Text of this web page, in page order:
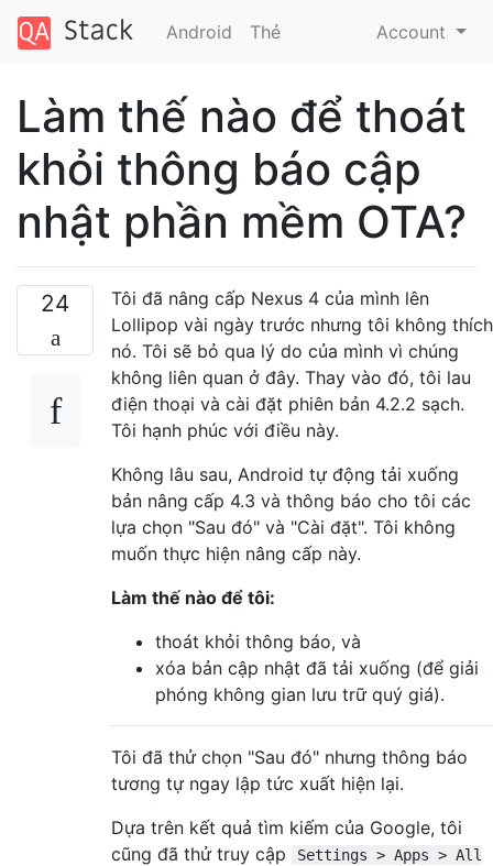
Android Thẻ Account
Làm thế nào để thoát
khỏi thông báo cập
nhật phần mềm OTA?
24
Tôi đã nâng cấp Nexus 4 của mình lên
Lollipop vài ngày trước nhưng tôi không thích
nó. Tôi sẽ bỏ qua lý do của mình vì chúng
không liên quan ở đây. Thay vào đó, tôi lau
điện thoại và cài đặt phiên bản 4.2.2 sạch.
Tôi hạnh phúc với điều này.
Không lâu sau, Android tự động tải xuống
bản nâng cấp 4.3 và thông báo cho tôi các
lựa chọn "Sau đó" và "Cài đặt". Tôi không
muốn thực hiện nâng cấp này.
Làm thế nào để tôi:
thoát khỏi thông báo, và
xóa bản cập nhật đã tải xuống (để giải
phóng không gian lưu trữ quý giá).
Tôi đã thử chọn "Sau đó" nhưng thông báo
tương tự ngay lập tức xuất hiện lại.
Dựa trên kết quả tìm kiếm của Google, tôi
cũng đã thử truy cập
Settings > Apps > All